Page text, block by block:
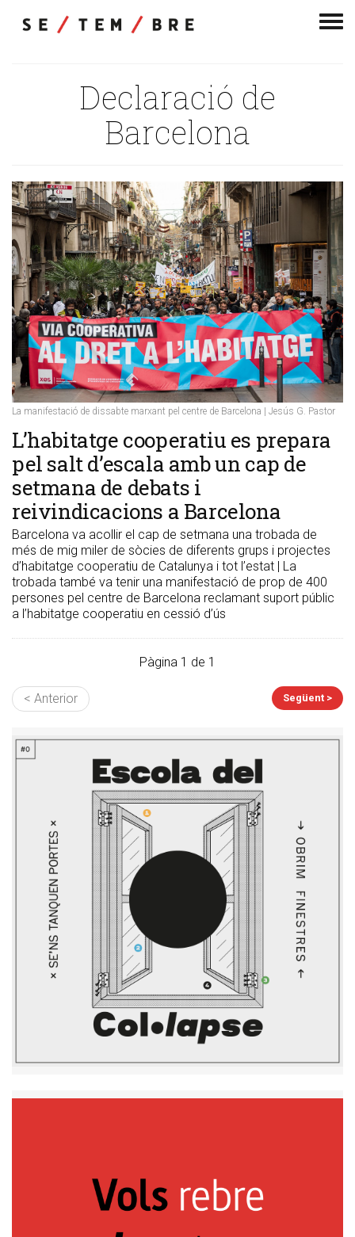
Declaració de
Barcelona
La manifestació de dissabte marxant pel centre de Barcelona | Jesús G. Pastor
L’habitatge cooperatiu es prepara
pel salt d’escala amb un cap de
setmana de debats i
reivindicacions a Barcelona
Barcelona va acollir el cap de setmana una trobada de
més de mig miler de sòcies de diferents grups i projectes
d’habitatge cooperatiu de Catalunya i tot l’estat | La
trobada també va tenir una manifestació de prop de 400
persones pel centre de Barcelona reclamant suport públic
a l’habitatge cooperatiu en cessió d’ús
Pàgina 1 de 1
< Anterior Següent >